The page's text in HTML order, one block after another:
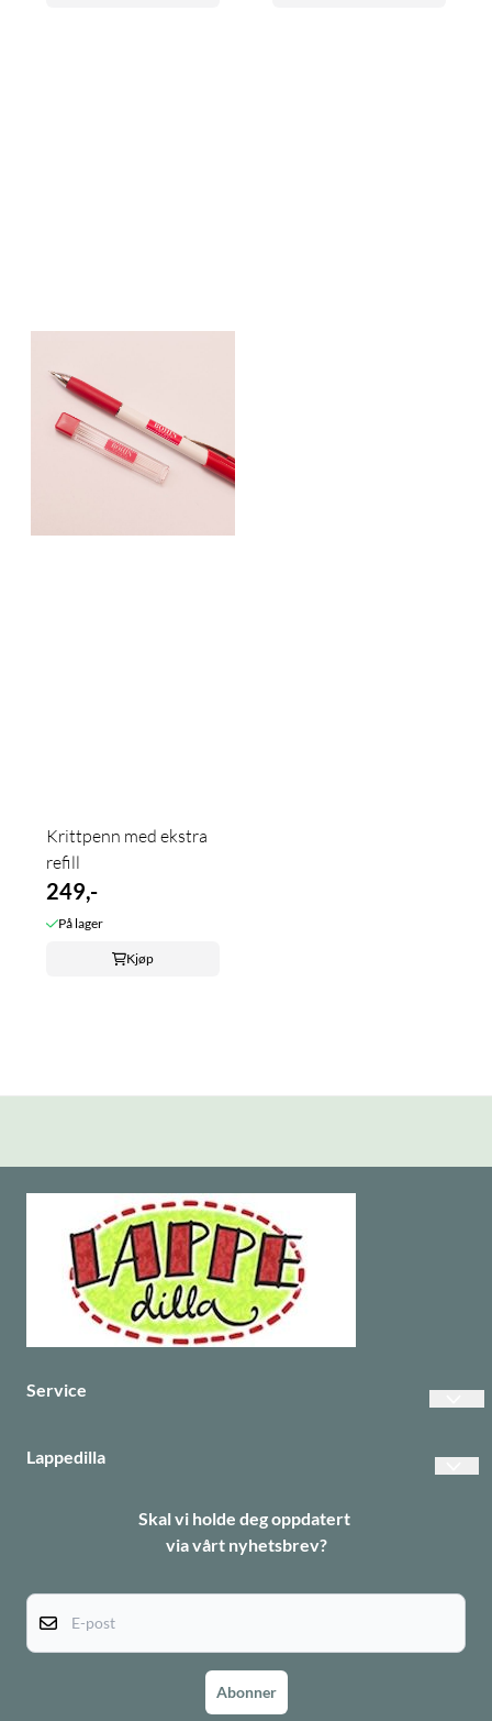
Krittpenn med ekstra
refill
249,-
På lager
Kjøp
Service
Informasjonskapsler
Lappedilla
Skal vi holde deg oppdatert
via vårt nyhetsbrev?
Abonner